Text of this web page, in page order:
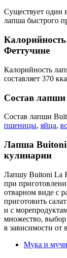
Существует один
лапша быстрого
Феттучине
Калорийность
составляет 370
Состав
Состав лапши
пшеницы, яйца,
Лапша Buitoni
кулинарии
Лапшу Buitoni La
при
отварном виде с
приготовить
и с
множество, выбор
в зависимости от
Мука и